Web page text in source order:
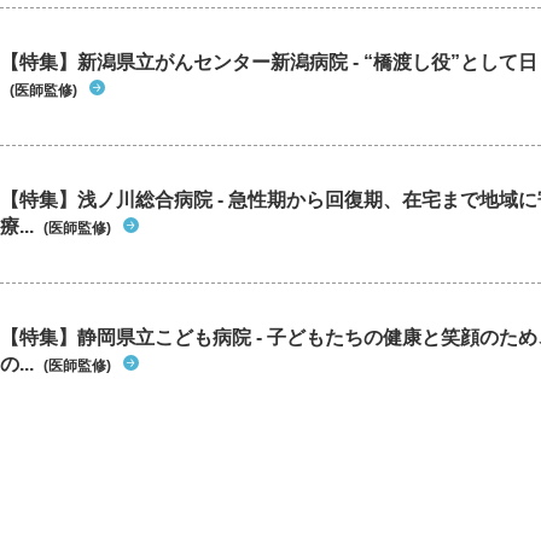
【特集】新潟県立がんセンター新潟病院 - “橋渡し役”として
(医師監修)
【特集】浅ノ川総合病院 - 急性期から回復期、在宅まで地域
療... (医師監修)
【特集】静岡県立こども病院 - 子どもたちの健康と笑顔のた
の... (医師監修)